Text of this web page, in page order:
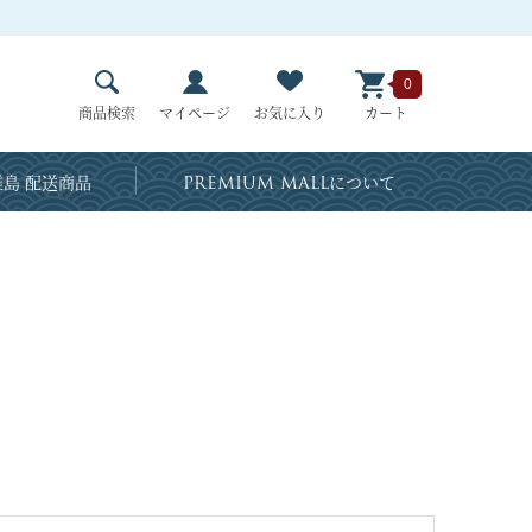
商品検索 マイページ お気に入り カート
0
配送商品 PREMIUM MALLについて